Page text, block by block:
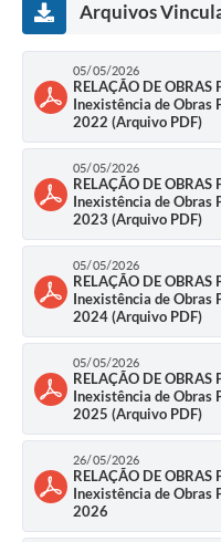
Arquivos
05/05/2026
RELAÇÃO DE OBRAS
Inexistência de Obras
2022 (Arquivo PDF)
05/05/2026
RELAÇÃO DE OBRAS
Inexistência de Obras
2023 (Arquivo PDF)
05/05/2026
RELAÇÃO DE OBRAS
Inexistência de Obras
2024 (Arquivo PDF)
05/05/2026
RELAÇÃO DE OBRAS
Inexistência de Obras
2025 (Arquivo PDF)
26/05/2026
RELAÇÃO DE OBRAS
Inexistência de Obras
2026